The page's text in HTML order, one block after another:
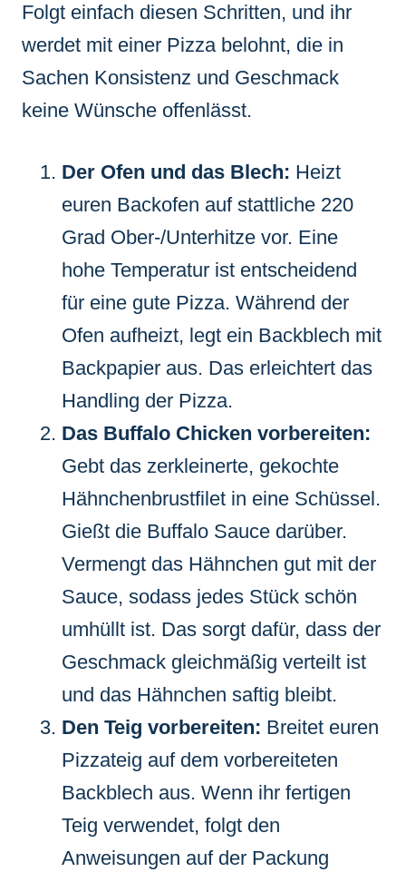
Folgt einfach diesen Schritten, und ihr
werdet mit einer Pizza belohnt, die in
Sachen Konsistenz und Geschmack
keine Wünsche offenlässt.
Der Ofen und das Blech: Heizt
euren Backofen auf stattliche 220
Grad Ober-/Unterhitze vor. Eine
hohe Temperatur ist entscheidend
für eine gute Pizza. Während der
Ofen aufheizt, legt ein Backblech mit
Backpapier aus. Das erleichtert das
Handling der Pizza.
Das Buffalo Chicken vorbereiten:
Gebt das zerkleinerte, gekochte
Hähnchenbrustfilet in eine Schüssel.
Gießt die Buffalo Sauce darüber.
Vermengt das Hähnchen gut mit der
Sauce, sodass jedes Stück schön
umhüllt ist. Das sorgt dafür, dass der
Geschmack gleichmäßig verteilt ist
und das Hähnchen saftig bleibt.
Den Teig vorbereiten: Breitet euren
Pizzateig auf dem vorbereiteten
Backblech aus. Wenn ihr fertigen
Teig verwendet, folgt den
Anweisungen auf der Packung